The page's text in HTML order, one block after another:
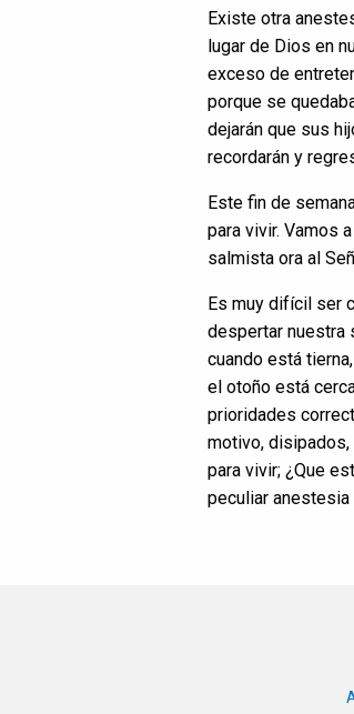
Existe otra
lugar de Dios en
exceso de
porque se
dejarán que sus
recordarán y
Este fin de
para vivir. Vamos
salmista ora al
Es muy difícil ser
despertar nuestra
cuando está
el otoño está
prioridades
motivo, disipados,
para vivir; ¿Que
peculiar